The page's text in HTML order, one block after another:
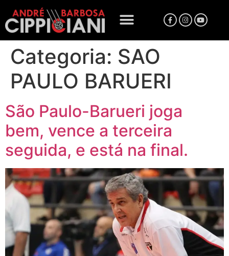
Categoria: SAO
PAULO BARUERI
São Paulo-Barueri joga
bem, vence a terceira
seguida, e está na final.